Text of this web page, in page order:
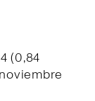
(0,84